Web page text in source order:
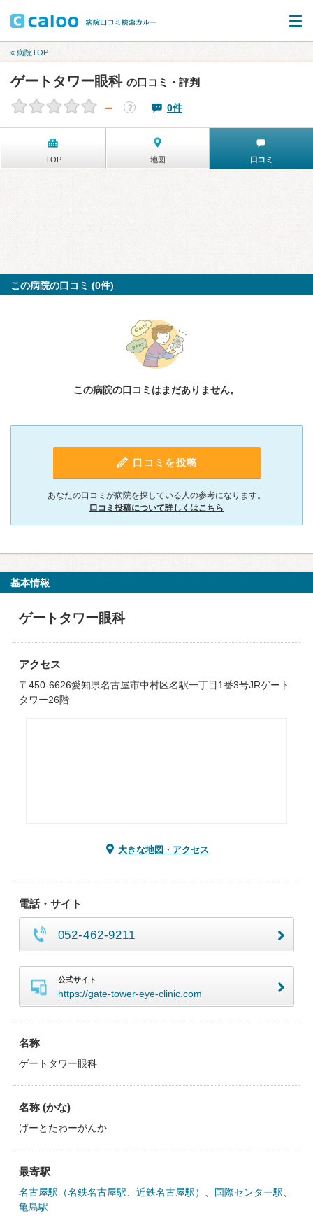
« 病院TOP
ゲートタワー眼科 の口コミ・評判
－ ？ 0件
TOP 地図 口コミ
この病院の口コミ (0件)
この病院の口コミはまだありません。
口コミを投稿
あなたの口コミが病院を探している人の参考になります。
口コミ投稿について詳しくはこちら
基本情報
ゲートタワー眼科
アクセス
〒450-6626愛知県名古屋市中村区名駅一丁目1番3号JRゲート
タワー26階
大きな地図・アクセス
電話・サイト
052-462-9211
公式サイト
https://gate-tower-eye-clinic.com
名称
ゲートタワー眼科
名称 (かな)
げーとたわーがんか
最寄駅
名古屋駅（名鉄名古屋駅、近鉄名古屋駅） 国際センター駅
亀島駅